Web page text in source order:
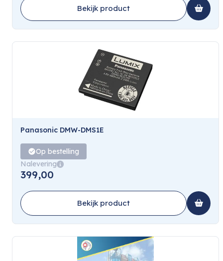
Bekijk product
Panasonic DMW-DMS1E
Op bestelling
Nalevering
399,00
Bekijk product